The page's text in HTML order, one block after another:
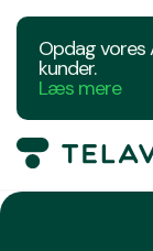
Opdag vores
kunder.
Læs mere